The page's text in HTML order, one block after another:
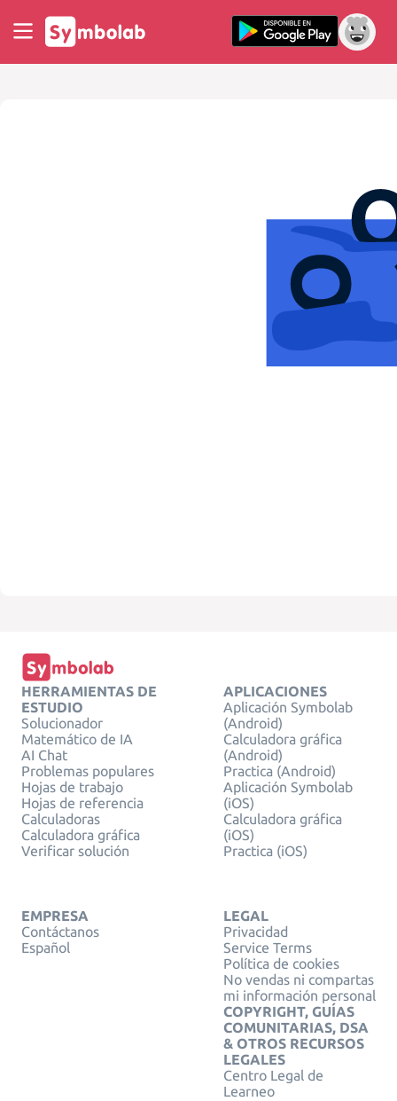
HERRAMIENTAS DE
ESTUDIO
Solucionador
Matemático de IA
AI Chat
Problemas populares
Hojas de trabajo
Hojas de referencia
Calculadoras
Calculadora gráfica
Verificar solución
APLICACIONES
Aplicación Symbolab
(Android)
Calculadora gráfica
(Android)
Practica (Android)
Aplicación Symbolab
(iOS)
Calculadora gráfica
(iOS)
Practica (iOS)
EMPRESA
Contáctanos
Español
LEGAL
Privacidad
Service Terms
Política de cookies
No vendas ni compartas
mi información personal
COPYRIGHT, GUÍAS
COMUNITARIAS, DSA
& OTROS RECURSOS
LEGALES
Centro Legal de
Learneo